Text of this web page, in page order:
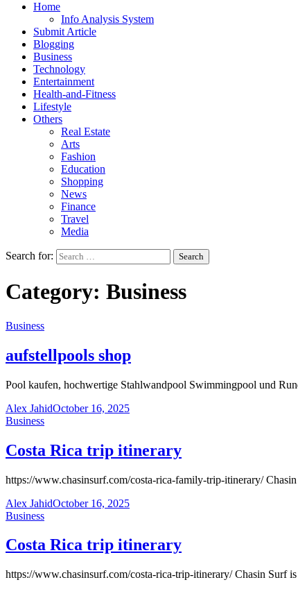
Home
Info Analysis System
Submit Article
Blogging
Business
Technology
Entertainment
Health-and-Fitness
Lifestyle
Others
Real Estate
Arts
Fashion
Education
Shopping
News
Finance
Travel
Media
Search for:
Category: Business
Business
aufstellpools shop
Pool kaufen, hochwertige Stahlwandpool Swimmingpool und
Alex JahidOctober 16, 2025
Business
Costa Rica trip itinerary
https://www.chasinsurf.com/costa-rica-family-trip-itinerary/
Alex JahidOctober 16, 2025
Business
Costa Rica trip itinerary
https://www.chasinsurf.com/costa-rica-trip-itinerary/ Chasin Surf